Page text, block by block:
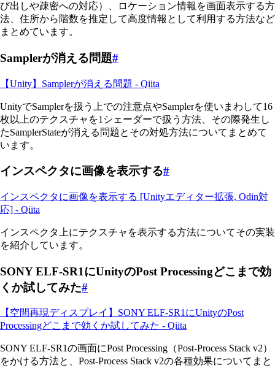
び出しや疎密への対応）、ロケーション情報を画面表示する方
法、住所から階数を推定して高度情報として利用する方法など
まとめています。
Samplerが消える問題#
【Unity】Samplerが消える問題 - Qiita
UnityでSamplerを扱う上での注意点やSamplerを使いまわして16
枚以上のテクスチャを1シェーダーで扱う方法、その際発生し
たSamplerStateが消える問題とその対処方法についてまとめて
います。
インスペクタに画像を表示する#
インスペクタに画像を表示する [Unityエディター拡張, Odin対
応] - Qiita
インスペクタ上にテクスチャを表示する方法についてその実装
を紹介しています。
SONY ELF-SR1にUnityのPost Processingどこまで効
くか試してみた#
【空間再現ディスプレイ】SONY ELF-SR1にUnityのPost
Processingどこまで効くか試してみた - Qiita
SONY ELF-SR1の画面にPost Processing（Post-Process Stack v2）
をかける方法と、Post-Process Stack v2の各種効果についてまと